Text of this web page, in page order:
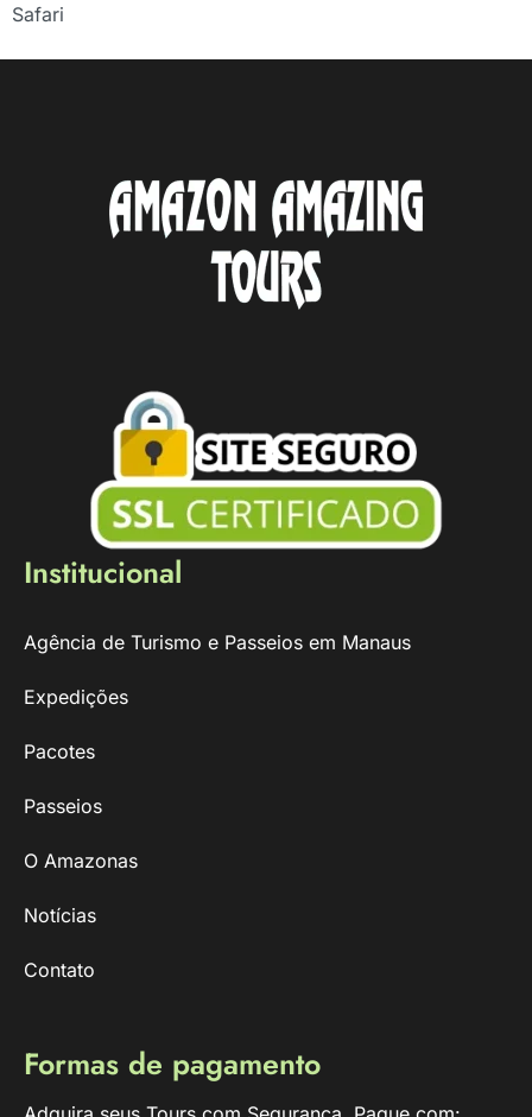
Safari
Institucional
Agência de Turismo e Passeios em Manaus
Expedições
Pacotes
Passeios
O Amazonas
Notícias
Contato
Formas de pagamento